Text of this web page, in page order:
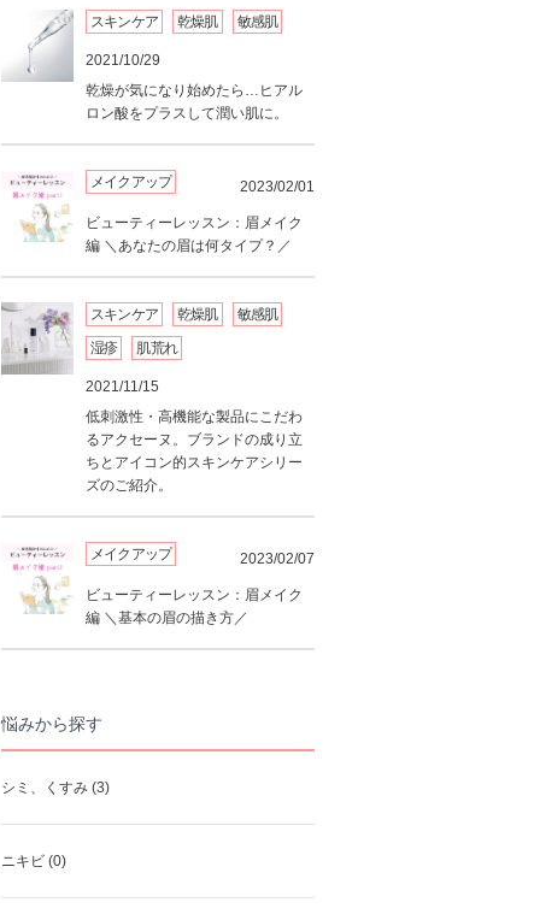
スキンケア 乾燥肌 敏感肌
2021/10/29
乾燥が気になり始めたら…ヒアル
ロン酸をプラスして潤い肌に。
メイクアップ 2023/02/01
ビューティーレッスン：眉メイク
編 ＼あなたの眉は何タイプ？／
スキンケア 乾燥肌
敏感肌
湿疹
肌荒れ
2021/11/15
低刺激性・高機能な製品にこだわ
るアクセーヌ。ブランドの成り立
ちとアイコン的スキンケアシリー
ズのご紹介。
メイクアップ 2023/02/07
ビューティーレッスン：眉メイク
編 ＼基本の眉の描き方／
悩みから探す
シミ、くすみ (3)
ニキビ (0)